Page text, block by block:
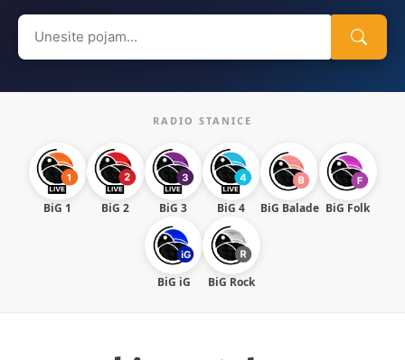
Search
for:
RADIO STANICE
BiG 1 BiG 2 BiG 3 BiG 4 BiG Balade BiG Folk
BiG iG BiG Rock